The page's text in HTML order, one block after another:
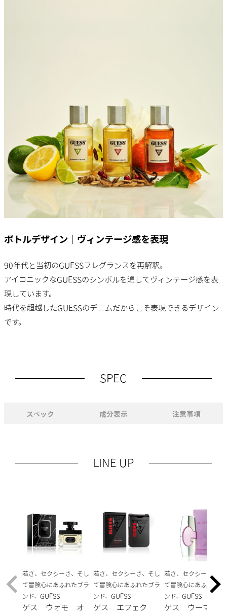
ボトルデザイン｜ヴィンテージ感を表現
90年代と当初のGUESSフレグランスを再解釈。
アイコニックなGUESSのシンボルを通してヴィンテージ感を表
現しています。
時代を超越したGUESSのデニムだからこそ表現できるデザイン
です。
SPEC
スペック 成分表示 注意事項
LINE UP
若さ、セクシーさ、そし
て冒険心にあふれたブラ
ンド、GUESS
ゲス ウォモ オ
若さ、セクシーさ、そし
て冒険心にあふれたブラ
ンド、GUESS
ゲス エフェク
若さ、セクシーさ、そ
て冒険心にあふれたブ
ンド、GUESS
ゲス ウーマン